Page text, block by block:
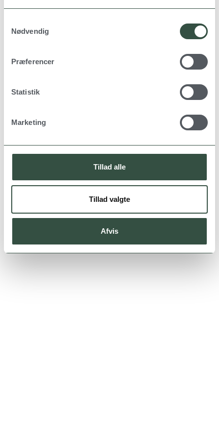
Nødvendig
Præferencer
Statistik
Marketing
Tillad alle
Tillad valgte
Afvis